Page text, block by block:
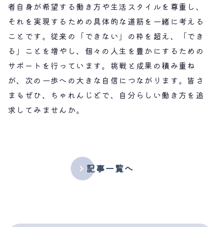
者自身が希望する働き方や生活スタイルを尊重し、
それを実現するための具体的な道筋を一緒に考える
ことです。従来の「できない」の枠を超え、「でき
る」ことを増やし、個々の人生を豊かにするための
サポートを行っています。挑戦と成果の積み重ね
が、次の一歩への大きな自信につながります。皆さ
まもぜひ、ちゃれんじどで、自分らしい働き方を追
求してみませんか。
記事一覧へ